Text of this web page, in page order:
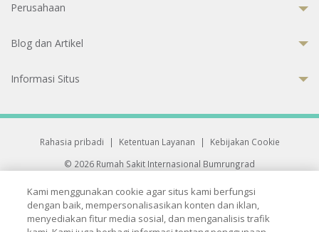
Perusahaan
Blog dan Artikel
Informasi Situs
Rahasia pribadi | Ketentuan Layanan |
Kebijakan Cookie
© 2026 Rumah Sakit Internasional Bumrungrad
33 Sukhumvit 3, Wattana, Bangkok 10110 Thailand.
All rights reserved.
Kami menggunakan cookie agar situs kami berfungsi
dengan baik, mempersonalisasikan konten dan iklan,
menyediakan fitur media sosial, dan menganalisis trafik